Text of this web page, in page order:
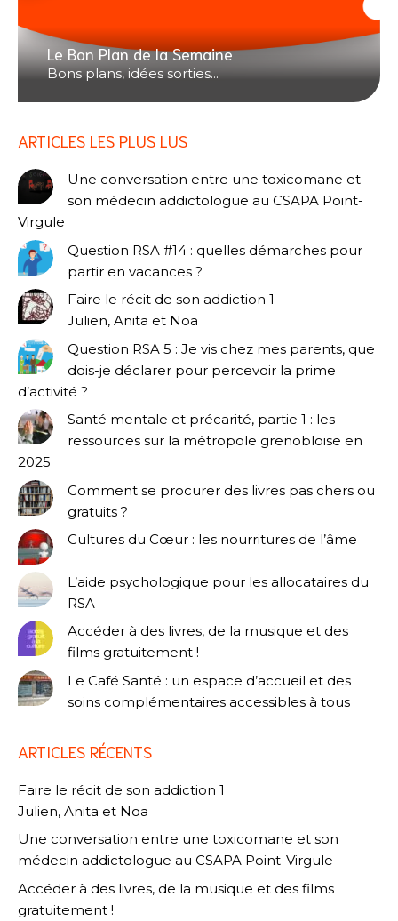
Le Bon Plan de la Semaine
Bons plans, idées sorties...
ARTICLES LES PLUS LUS
Une conversation entre une toxicomane et
son médecin addictologue au CSAPA Point-
Virgule
Question RSA #14 : quelles démarches pour
partir en vacances ?
Faire le récit de son addiction 1
Julien, Anita et Noa
Question RSA 5 : Je vis chez mes parents, que
dois-je déclarer pour percevoir la prime
d’activité ?
Santé mentale et précarité, partie 1 : les
ressources sur la métropole grenobloise en
2025
Comment se procurer des livres pas chers ou
gratuits ?
Cultures du Cœur : les nourritures de l’âme
L’aide psychologique pour les allocataires du
RSA
Accéder à des livres, de la musique et des
films gratuitement !
Le Café Santé : un espace d’accueil et des
soins complémentaires accessibles à tous
ARTICLES RÉCENTS
Faire le récit de son addiction 1
Julien, Anita et Noa
Une conversation entre une toxicomane et son
médecin addictologue au CSAPA Point-Virgule
Accéder à des livres, de la musique et des films
gratuitement !